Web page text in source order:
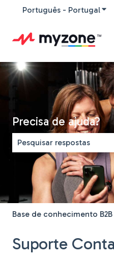
Português - Portugal
Precisa de ajuda?
Não existem sugestões
Base de conhecimento
Suporte